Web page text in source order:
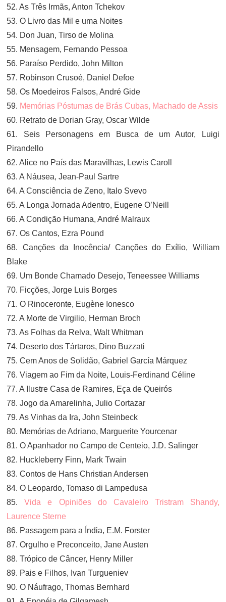
52. As Três Irmãs, Anton Tchekov
53. O Livro das Mil e uma Noites
54. Don Juan, Tirso de Molina
55. Mensagem, Fernando Pessoa
56. Paraíso Perdido, John Milton
57. Robinson Crusoé, Daniel Defoe
58. Os Moedeiros Falsos, André Gide
59. Memórias Póstumas de Brás Cubas, Machado de Assis
60. Retrato de Dorian Gray, Oscar Wilde
61. Seis Personagens em Busca de um Autor, Luigi
Pirandello
62. Alice no País das Maravilhas, Lewis Caroll
63. A Náusea, Jean-Paul Sartre
64. A Consciência de Zeno, Italo Svevo
65. A Longa Jornada Adentro, Eugene O’Neill
66. A Condição Humana, André Malraux
67. Os Cantos, Ezra Pound
68. Canções da Inocência/ Canções do Exílio, William
Blake
69. Um Bonde Chamado Desejo, Teneessee Williams
70. Ficções, Jorge Luis Borges
71. O Rinoceronte, Eugène Ionesco
72. A Morte de Virgilio, Herman Broch
73. As Folhas da Relva, Walt Whitman
74. Deserto dos Tártaros, Dino Buzzati
75. Cem Anos de Solidão, Gabriel García Márquez
76. Viagem ao Fim da Noite, Louis-Ferdinand Céline
77. A Ilustre Casa de Ramires, Eça de Queirós
78. Jogo da Amarelinha, Julio Cortazar
79. As Vinhas da Ira, John Steinbeck
80. Memórias de Adriano, Marguerite Yourcenar
81. O Apanhador no Campo de Centeio, J.D. Salinger
82. Huckleberry Finn, Mark Twain
83. Contos de Hans Christian Andersen
84. O Leopardo, Tomaso di Lampedusa
85.Vida e Opiniões do Cavaleiro Tristram Shandy,
Laurence Sterne
86. Passagem para a Índia, E.M. Forster
87. Orgulho e Preconceito, Jane Austen
88. Trópico de Câncer, Henry Miller
89. Pais e Filhos, Ivan Turgueniev
90. O Náufrago, Thomas Bernhard